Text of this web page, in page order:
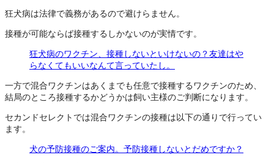
狂犬病は法律で義務があるので避けらません。
接種が可能ならば接種するしかないのが実情です。
狂犬病のワクチン、接種しないといけないの？友達はや
らなくてもいいなんて言っていたし。
一方で混合ワクチンはあくまでも任意で接種するワクチンのため、
結局のところ接種するかどうかは飼い主様のご判断になります。
セカンドセレクトでは混合ワクチンの接種は以下の通りで行ってい
ます。
犬の予防接種のご案内。予防接種しないとだめですか？